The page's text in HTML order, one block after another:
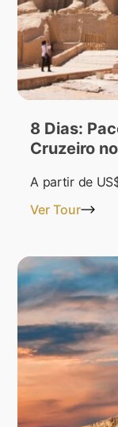
8 Dias:
Cruzeiro
A partir de
Ver Tour